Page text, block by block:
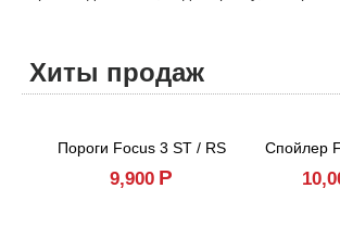
Хиты продаж
Пороги Focus 3 ST / RS
9,900 Р
Спойлер